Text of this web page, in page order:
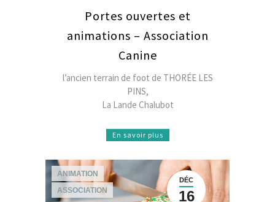
Portes ouvertes et
animations – Association
Canine
l’ancien terrain de foot de THORÉE LES
PINS,
La Lande Chalubot
En savoir plus
DÉC
16
ANIMATION
ASSOCIATION